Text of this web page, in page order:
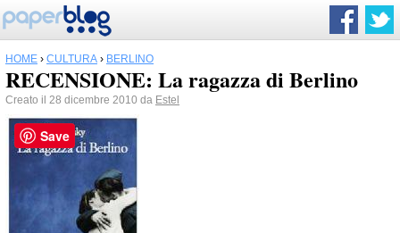
HOME › CULTURA › BERLINO
RECENSIONE: La ragazza di Berlino
Creato il 28 dicembre 2010 da Estel
Save